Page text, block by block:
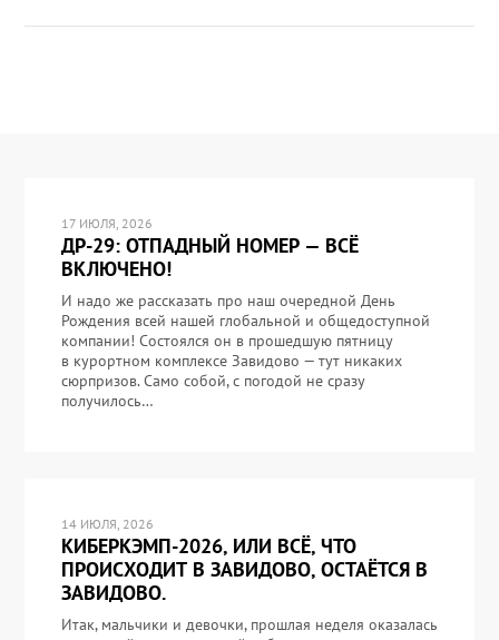
17 ИЮЛЯ, 2026
ДР-29: ОТПАДНЫЙ НОМЕР — ВСЁ
ВКЛЮЧЕНО!
И надо же рассказать про наш очередной День
Рождения всей нашей глобальной и общедоступной
компании! Состоялся он в прошедшую пятницу
в курортном комплексе Завидово — тут никаких
сюрпризов. Само собой, с погодой не сразу
получилось…
14 ИЮЛЯ, 2026
КИБЕРКЭМП-2026, ИЛИ ВСЁ, ЧТО
ПРОИСХОДИТ В ЗАВИДОВО, ОСТАЁТСЯ В
ЗАВИДОВО.
Итак, мальчики и девочки, прошлая неделя оказалась